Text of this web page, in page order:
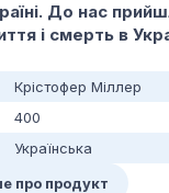
До нас
і смерть в
Крістофер Міллер
400
Українська
про продукт